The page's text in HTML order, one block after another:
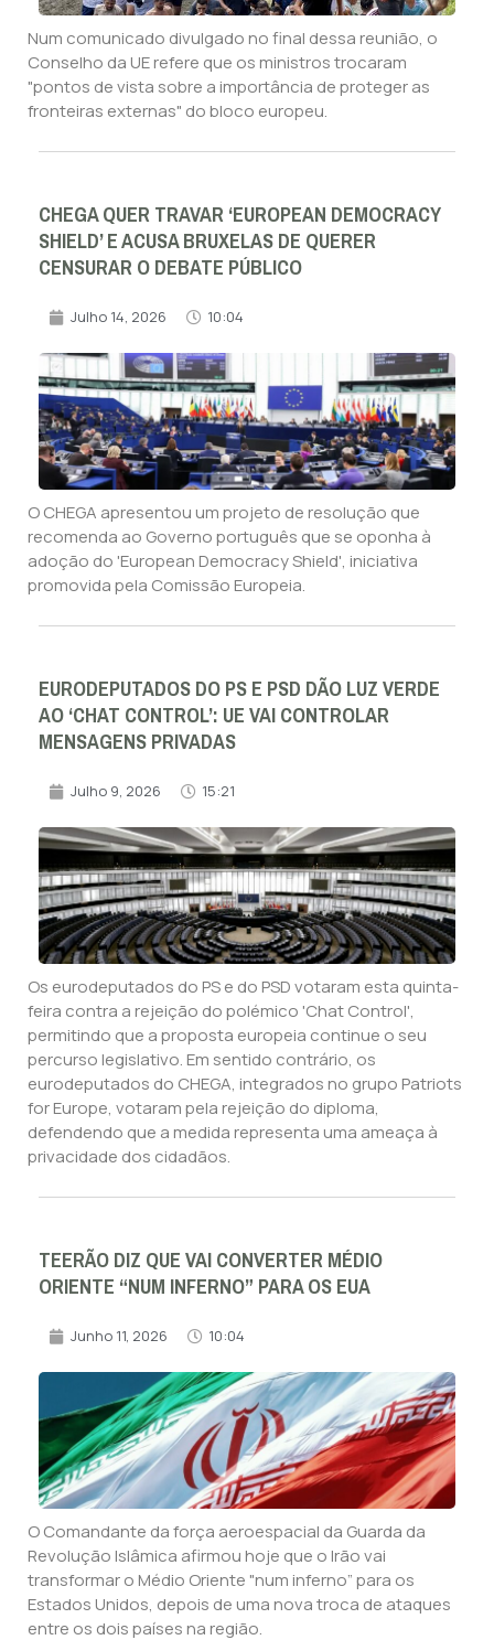
Num comunicado divulgado no final dessa reunião, o
Conselho da UE refere que os ministros trocaram
"pontos de vista sobre a importância de proteger as
fronteiras externas" do bloco europeu.
CHEGA QUER TRAVAR ‘EUROPEAN DEMOCRACY
SHIELD’ E ACUSA BRUXELAS DE QUERER
CENSURAR O DEBATE PÚBLICO
Julho 14, 2026 10:04
O CHEGA apresentou um projeto de resolução que
recomenda ao Governo português que se oponha à
adoção do 'European Democracy Shield', iniciativa
promovida pela Comissão Europeia.
EURODEPUTADOS DO PS E PSD DÃO LUZ VERDE
AO ‘CHAT CONTROL’: UE VAI CONTROLAR
MENSAGENS PRIVADAS
Julho 9, 2026 15:21
Os eurodeputados do PS e do PSD votaram esta quinta-
feira contra a rejeição do polémico 'Chat Control',
permitindo que a proposta europeia continue o seu
percurso legislativo. Em sentido contrário, os
eurodeputados do CHEGA, integrados no grupo Patriots
for Europe, votaram pela rejeição do diploma,
defendendo que a medida representa uma ameaça à
privacidade dos cidadãos.
TEERÃO DIZ QUE VAI CONVERTER MÉDIO
ORIENTE “NUM INFERNO” PARA OS EUA
Junho 11, 2026 10:04
O Comandante da força aeroespacial da Guarda da
Revolução Islâmica afirmou hoje que o Irão vai
transformar o Médio Oriente "num inferno” para os
Estados Unidos, depois de uma nova troca de ataques
entre os dois países na região.